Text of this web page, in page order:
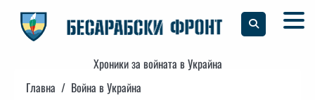
content
Хроники за войната в Украйна
Главна
Война в Украйна